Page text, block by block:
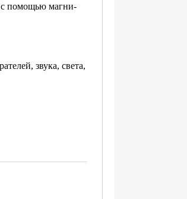
с помощью магни­
звука, света,